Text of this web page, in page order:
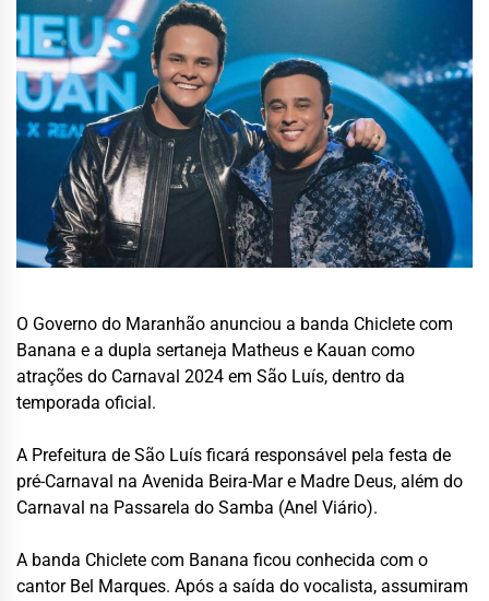
O Governo do Maranhão anunciou a banda Chiclete com
Banana e a dupla sertaneja Matheus e Kauan como
atrações do Carnaval 2024 em São Luís, dentro da
temporada oficial.
A Prefeitura de São Luís ficará responsável pela festa de
pré-Carnaval na Avenida Beira-Mar e Madre Deus, além do
Carnaval na Passarela do Samba (Anel Viário).
A banda Chiclete com Banana ficou conhecida com o
cantor Bel Marques. Após a saída do vocalista, assumiram